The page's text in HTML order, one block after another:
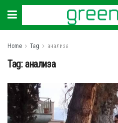
Home Tag анализа
Tag: анализа